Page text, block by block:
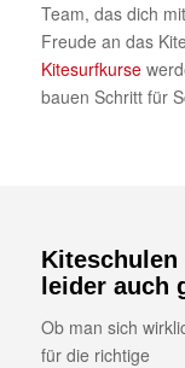
Team, das dich
Freude an das
Kitesurfkurse
bauen Schritt für
leider auch
Ob man sich
für die richtige